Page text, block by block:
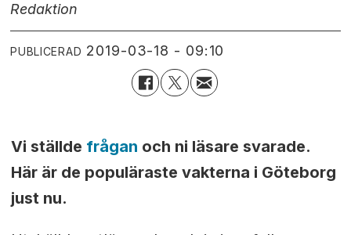
Redaktion
PUBLICERAD 2019-03-18 - 09:10
Vi ställde frågan och ni läsare svarade.
Här är de populäraste vakterna i Göteborg
just nu.